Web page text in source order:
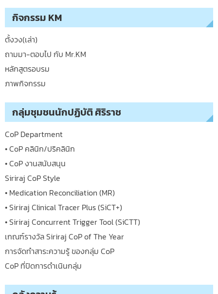
กิจกรรม KM
ตั้งวง(เล่า)
ถามมา-ตอบไป กับ Mr.KM
หลักสูตรอบรม
ภาพกิจกรรม
กลุ่มชุมชนนักปฏิบัติ ศิริราช
CoP Department
• CoP คลินิก/ปริคลินิก
• CoP งานสนับสนุน
Siriraj CoP Style
• Medication Reconciliation (MR)
• Siriraj Clinical Tracer Plus (SiCT+)
• Siriraj Concurrent Trigger Tool (SiCTT)
เกณฑ์รางวัล Siriraj CoP of The Year
การจัดทำสาระความรู้ ของกลุ่ม CoP
CoP ที่ปิดการดำเนินกลุ่ม